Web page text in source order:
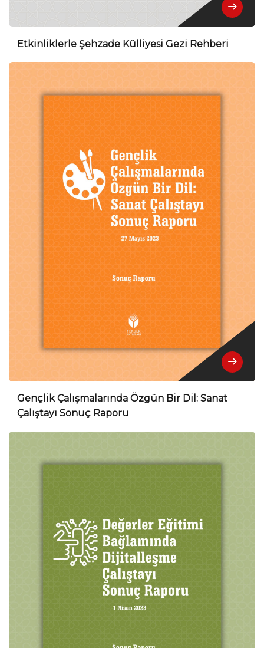
Etkinliklerle Şehzade Külliyesi Gezi Rehberi
Gençlik Çalışmalarında Özgün Bir Dil: Sanat
Çalıştayı Sonuç Raporu